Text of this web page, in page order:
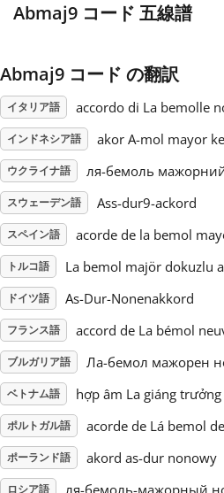
Polski
Português
Русский
Tiếng Việt
Türkçe
Українська
简体中文
繁體中文
Abmaj9 コード 五線譜
Abmaj9 コード の翻訳
イタリア語 accordo di La bemolle
インドネシア語 akor A-mol mayor
ウクライナ語 ля-бемоль
スウェーデン語 Ass-dur9-ackord
スペイン語 acorde de la bemol
トルコ語 La bemol majör dokuzlu
ドイツ語 As-Dur-Nonenakkord
フランス語 accord de La bémol
ブルガリア語 Ла-бемол мажорен
ベトナム語 hợp âm La giáng trưởng
ポルトガル語 acorde de Lá bemol
ポーランド語 akord as-dur nonowy
ロシア語